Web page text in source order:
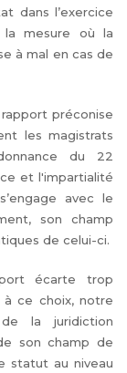
dans l’exercice
la mesure où la
à mal en cas de
préconise
les magistrats
du 22
et l'impartialité
avec le
son champ
de celui-ci.
écarte trop
ce choix, notre
de la juridiction
son champ de
statut au niveau